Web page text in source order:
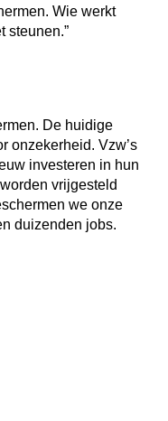
Wie werkt
steunen.”
De huidige
onzekerheid. Vzw’s
investeren in hun
vrijgesteld
we onze
duizenden jobs.